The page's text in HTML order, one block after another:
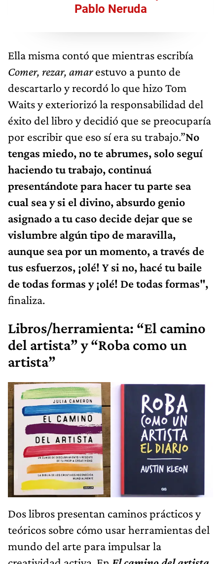
Pablo Neruda
Ella misma contó que mientras escribía
Comer, rezar, amarestuvo a punto de
descartarlo y recordó lo que hizo Tom
Waits y exteriorizó la responsabilidad del
éxito del libro y decidió que se preocuparía
por escribir que eso sí era su trabajo.”No
tengas miedo, no te abrumes, solo seguí
haciendo tu trabajo, continuá
presentándote para hacer tu parte sea
cual sea y si el divino, absurdo genio
asignado a tu caso decide dejar que se
vislumbre algún tipo de maravilla,
aunque sea por un momento, a través de
tus esfuerzos, ¡olé! Y si no, hacé tu baile
de todas formas y ¡olé! De todas formas",
finaliza.
Libros/herramienta: “El camino
del artista” y “Roba como un
artista”
Dos libros presentan caminos prácticos y
teóricos sobre cómo usar herramientas del
mundo del arte para impulsar la